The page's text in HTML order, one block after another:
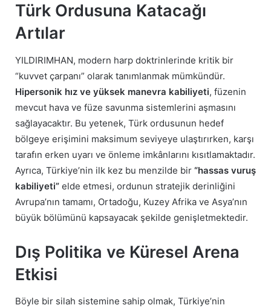
Türk Ordusuna Katacağı
Artılar
YILDIRIMHAN, modern harp doktrinlerinde kritik bir
“kuvvet çarpanı” olarak tanımlanmak mümkündür.
Hipersonik hız ve yüksek manevra kabiliyeti, füzenin
mevcut hava ve füze savunma sistemlerini aşmasını
sağlayacaktır. Bu yetenek, Türk ordusunun hedef
bölgeye erişimini maksimum seviyeye ulaştırırken, karşı
tarafın erken uyarı ve önleme imkânlarını kısıtlamaktadır.
Ayrıca, Türkiye’nin ilk kez bu menzilde bir “hassas vuruş
kabiliyeti” elde etmesi, ordunun stratejik derinliğini
Avrupa’nın tamamı, Ortadoğu, Kuzey Afrika ve Asya’nın
büyük bölümünü kapsayacak şekilde genişletmektedir.
Dış Politika ve Küresel Arena
Etkisi
Böyle bir silah sistemine sahip olmak, Türkiye’nin